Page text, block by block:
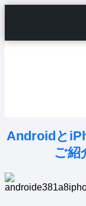
Androidと
ご紹